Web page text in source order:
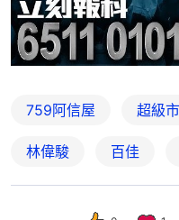
759阿信屋 超級
林偉駿 百佳